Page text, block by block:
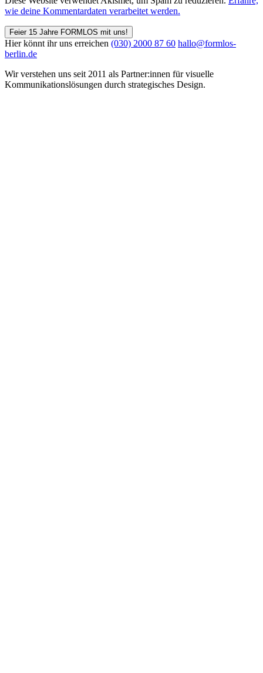
wie deine Kommentardaten verarbeitet werden.
Feier 15 Jahre FORMLOS mit uns!
Hier könnt ihr uns erreichen (030) 2000 87 60 hallo@formlos-
berlin.de
Wir verstehen uns seit 2011 als Partner:innen für visuelle
Kommunikations­lösungen durch strategisches Design.